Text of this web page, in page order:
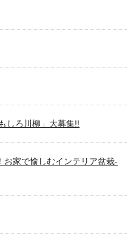
しろ川柳」大募集!!
家で愉しむインテリア盆栽-